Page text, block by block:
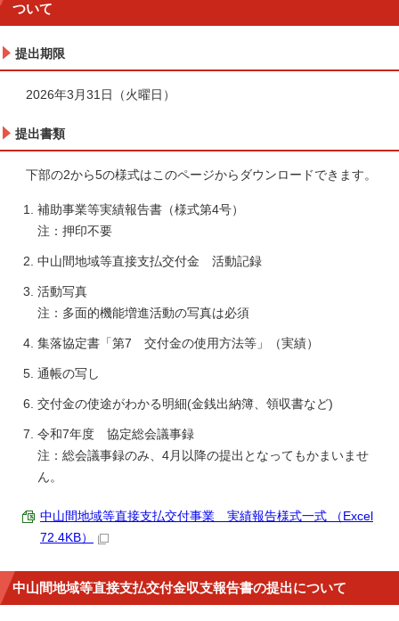
ついて
提出期限
2026年3月31日（火曜日）
提出書類
下部の2から5の様式はこのページからダウンロードできます。
補助事業等実績報告書（様式第4号）
注：押印不要
中山間地域等直接支払交付金 活動記録
活動写真
注：多面的機能増進活動の写真は必須
集落協定書「第7 交付金の使用方法等」（実績）
通帳の写し
交付金の使途がわかる明細(金銭出納簿、領収書など)
令和7年度 協定総会議事録
注：総会議事録のみ、4月以降の提出となってもかまいませ
ん。
中山間地域等直接支払交付事業 実績報告様式一式 （Excel
72.4KB）
中山間地域等直接支払交付金収支報告書の提出について